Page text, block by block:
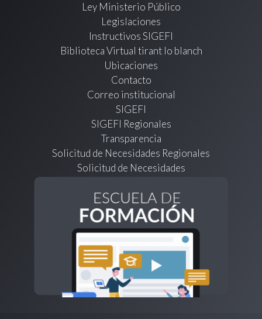
Ley Ministerio Público
Legislaciones
Instructivos SIGEFI
Biblioteca Virtual tirant lo blanch
Ubicaciones
Contacto
Correo institucional
SIGEFI
SIGEFI Regionales
Transparencia
Solicitud de Necesidades Regionales
Solicitud de Necesidades